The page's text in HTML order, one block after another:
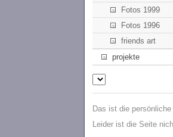
Fotos 1999
Fotos 1996
friends art
projekte
Das ist die
Leider ist die Seite